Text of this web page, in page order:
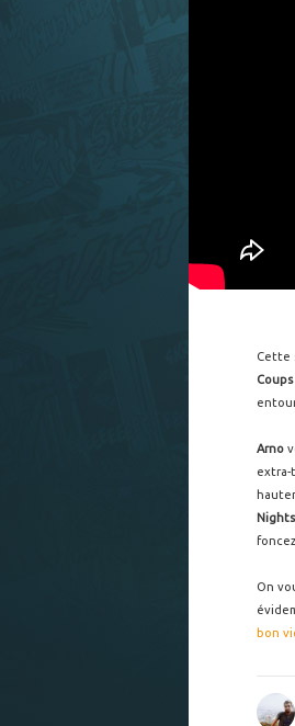
Cette
Arno
extra-
On
bon